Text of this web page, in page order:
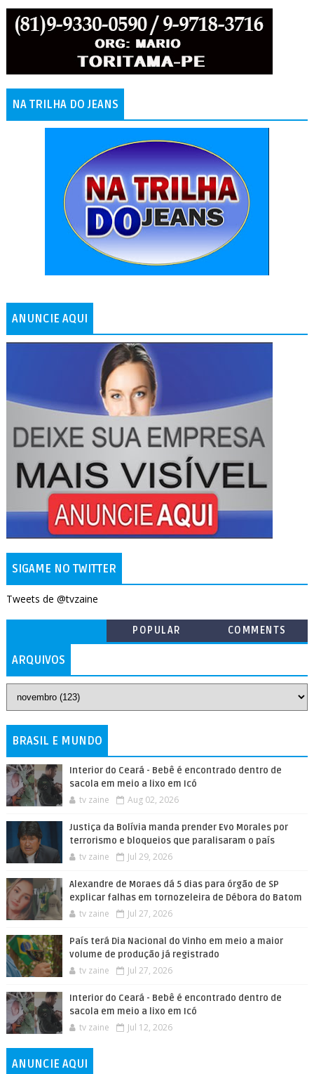
NA TRILHA DO JEANS
ANUNCIE AQUI
SIGAME NO TWITTER
Tweets de @tvzaine
POPULAR COMMENTS
ARQUIVOS
BRASIL E MUNDO
Interior do Ceará - Bebê é encontrado dentro de
sacola em meio a lixo em Icó
tv zaine Aug 02, 2026
Justiça da Bolívia manda prender Evo Morales por
terrorismo e bloqueios que paralisaram o país
tv zaine Jul 29, 2026
Alexandre de Moraes dá 5 dias para órgão de SP
explicar falhas em tornozeleira de Débora do Batom
tv zaine Jul 27, 2026
País terá Dia Nacional do Vinho em meio a maior
volume de produção já registrado
tv zaine Jul 27, 2026
Interior do Ceará - Bebê é encontrado dentro de
sacola em meio a lixo em Icó
tv zaine Jul 12, 2026
ANUNCIE AQUI